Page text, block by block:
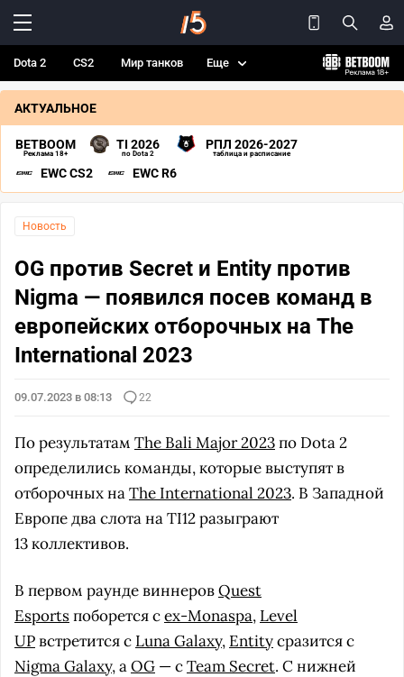
Dota 2 CS2 Мир танков Еще
АКТУАЛЬНОЕ
BETBOOM
Реклама 18+
TI 2026
по Dota 2
РПЛ 2026-2027
таблица и расписание
EWC CS2 EWC R6
Новость
OG против Secret и Entity против
Nigma — появился посев команд в
европейских отборочных на The
International 2023
09.07.2023 в 08:13 22
По результатам The Bali Major 2023по Dota 2
определились команды, которые выступят в
отборочных наThe International 2023. В Западной
Европе два слота на TI12 разыграют
13 коллективов.
В первом раунде виннеровQuest
Esportsпоборется сex-Monaspa, Level
UPвстретится с Luna Galaxy, Entityсразится с
Nigma Galaxy, аOG — cTeam Secret. С нижней